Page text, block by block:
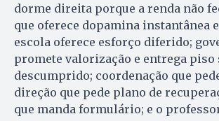
dorme direita porque a renda não
que oferece dopamina instantânea
escola oferece esforço diferido;
promete valorização e entrega piso
descumprido; coordenação que
direção que pede plano de
que manda formulário; e o